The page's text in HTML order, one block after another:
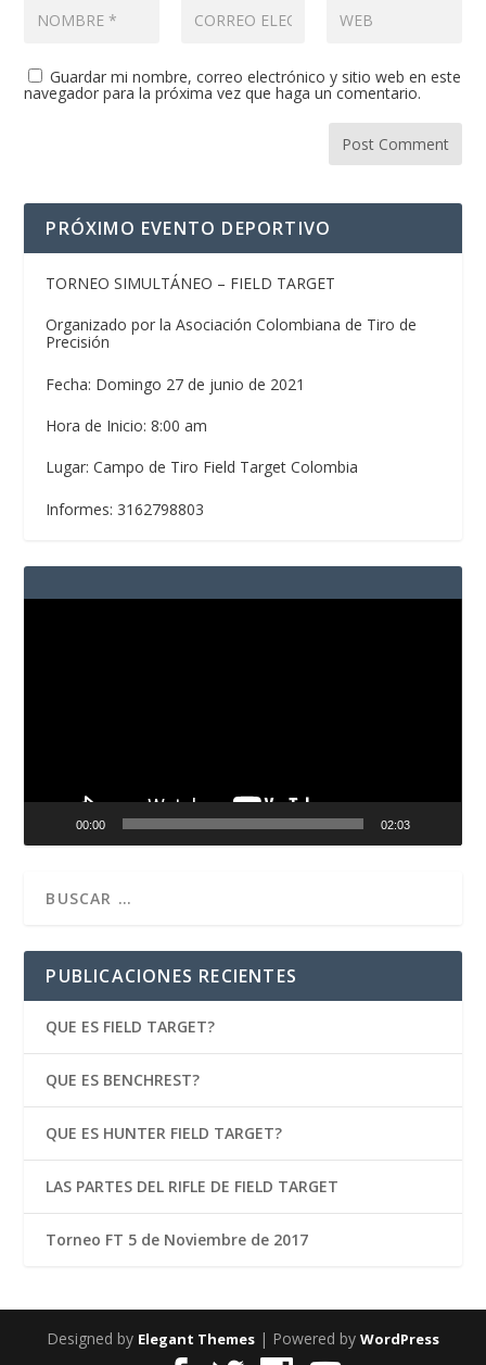
Guardar mi nombre, correo electrónico y sitio web en este
navegador para la próxima vez que haga un comentario.
PRÓXIMO EVENTO DEPORTIVO
TORNEO SIMULTÁNEO – FIELD TARGET
Organizado por la Asociación Colombiana de Tiro de
Precisión
Fecha: Domingo 27 de junio de 2021
Hora de Inicio: 8:00 am
Lugar: Campo de Tiro Field Target Colombia
Informes: 3162798803
Reproductor
00:00 02:03
PUBLICACIONES RECIENTES
QUE ES FIELD TARGET?
QUE ES BENCHREST?
QUE ES HUNTER FIELD TARGET?
LAS PARTES DEL RIFLE DE FIELD TARGET
Torneo FT 5 de Noviembre de 2017
Designed by Elegant Themes | Powered by WordPress